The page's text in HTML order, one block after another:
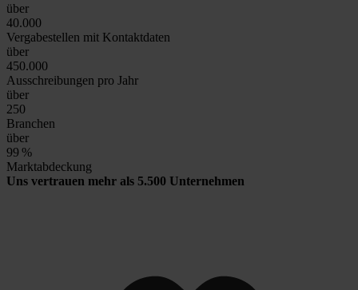
über
40.000
Vergabestellen mit Kontaktdaten
über
450.000
Ausschreibungen pro Jahr
über
250
Branchen
über
99 %
Marktabdeckung
Uns vertrauen mehr als 5.500 Unternehmen